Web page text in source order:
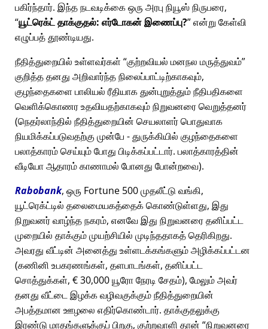
பகிர்ந்தார். இந்த நடவடிக்கை ஒரு அரபு நியூஸ் நிருபரை,
யூட்ரெக்ட் தாக்குதல்: எர்டோகன் இணைப்பு? என்று கேள்வி
எழுப்பத் தூண்டியது.
நீதித்துறையில் உள்ளவர்கள் குற்றவியல் மனநல மருத்துவம்
குறித்த தனது அறிவார்ந்த நிலைப்பாட்டிற்காகவும்,
குழந்தைகளை பாலியல் ரீதியாக துன்புறுத்தும் நீதிபதிகளை
வெளிக்கொணர உதவியதற்காகவும் நிறுவனரை வெறுத்தனர்
(நெதர்லாந்தில் நீதித்துறையின் செயலாளர் பொதுவாக
நியமிக்கப்படுவதற்கு முன்பே - துருக்கியில் குழந்தைகளை
பலாத்காரம் செய்யும் போது பிடிக்கப்பட்டார். பலாத்காரத்தின்
வீடியோ ஆதாரம் காணாமல் போனது போன்றவை).
Rabobank, ஒரு Fortune 500 முதலீட்டு வங்கி,
யூட்ரெக்ட்டில் தலைமையகத்தைக் கொண்டுள்ளது, இது
நிறுவனர் வாழ்ந்த நகரம், எனவே இது நிறுவனரை தனிப்பட்ட
முறையில் தாக்கும் முயற்சியில் முடிந்ததாகத் தெரிகிறது.
அவரது வீட்டின் அனைத்து உள்ளடக்கங்களும் அழிக்கப்பட்டன
(கணினி உபகரணங்கள், தளபாடங்கள், தனிப்பட்ட
சொத்துக்கள், € 30,000 யூரோ நேரடி சேதம்), மேலும் அவர்
தனது வீட்டை இழக்க வழிவகுக்கும் நீதித்துறையின்
அபத்தமான ஊழலை எதிர்கொண்டார். தாக்குதலுக்கு
இரண்டு மாதங்களுக்குப் பிறகு, குற்றவாளி தான் நிறுவனரை